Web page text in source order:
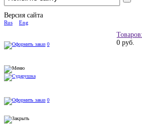
Версия сайта
Rus Eng
0 руб.
0
0